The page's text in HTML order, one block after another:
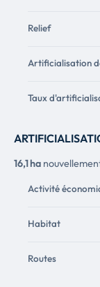
Relief
Artificialisation
Taux
16,1 ha
Activité
Habitat
Routes